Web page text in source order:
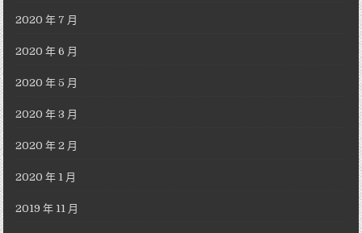
2020 年 7 月
2020 年 6 月
2020 年 5 月
2020 年 3 月
2020 年 2 月
2020 年 1 月
2019 年 11 月